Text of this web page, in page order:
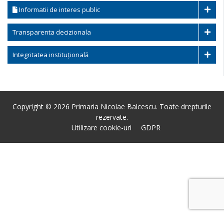
Informatii de interes public
Transparenta decizionala
Integritatea instituțională
Copyright © 2026 Primaria Nicolae Balcescu. Toate drepturile
rezervate.
Utilizare cookie-uri
GDPR